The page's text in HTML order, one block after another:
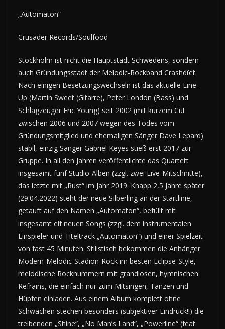
„Automaton“
Crusader Records/Soulfood
Stockholm ist nicht die Hauptstadt Schwedens, sondern
auch Gründungsstadt der Melodic-Rockband Crashdïet.
Nach einigen Besetzungswechseln ist das aktuelle Line-
Up (Martin Sweet (Gitarre), Peter London (Bass) und
Schlagzeuger Eric Young) seit 2002 (mit kurzem Cut
zwischen 2006 und 2007 wegen des Todes vom
Gründungsmitglied und ehemaligen Sänger Dave Lepard)
stabil, einzig Sänger Gabriel Keyes stieß erst 2017 zur
Gruppe. In all den Jahren veröffentlichte das Quartett
insgesamt fünf Studio-Alben (zzgl. zwei Live-Mitschnitte),
das letzte mit „Rust“ im Jahr 2019. Knapp 2,5 Jahre später
(29.04.2022) steht der neue Silberling an der Startlinie,
getauft auf den Namen „Automaton“, befüllt mit
insgesamt elf neuen Songs (zzgl. dem instrumentalen
Einspieler und Titeltrack „Automaton“) und einer Spielzeit
von fast 45 Minuten. Stilistisch bekommen die Anhänger
Modern-Melodic-Stadion-Rock im besten Eclipse-Style,
melodische Rocknummern mit grandiosen, hymnischen
Refrains, die einfach nur zum Mitsingen, Tanzen und
Hüpfen einladen. Aus einem Album komplett ohne
Schwächen stechen besonders (subjektiver Eindruck!!) die
treibenden „Shine“, „No Man’s Land“, „Powerline“ (feat.